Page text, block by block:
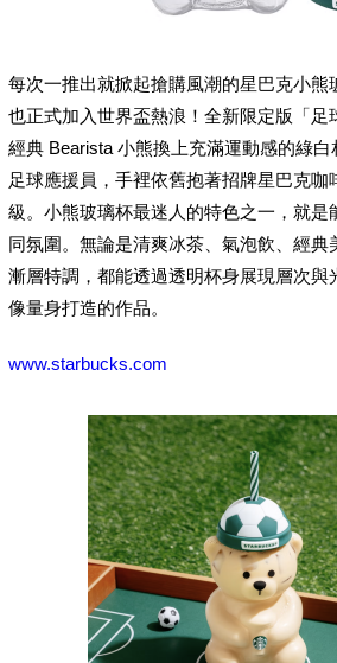
每次一推出就掀起搶購風潮的星巴克小熊
也正式加入世界盃熱浪！全新限定版「足
經典 Bearista 小熊換上充滿運動感的綠
足球應援員，手裡依舊抱著招牌星巴克咖
級。小熊玻璃杯最迷人的特色之一，就是
同氛圍。無論是清爽冰茶、氣泡飲、經典
漸層特調，都能透過透明杯身展現層次與
像量身打造的作品。
www.starbucks.com